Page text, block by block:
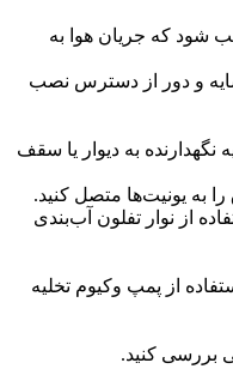
شود که جریان هوا به
و دور از دسترس نصب
نگهدارنده به دیوار یا سقف
به یونیت‌ها متصل کنید.
از نوار تفلون آب‌بندی
از پمپ وکیوم تخلیه
بررسی کنید.